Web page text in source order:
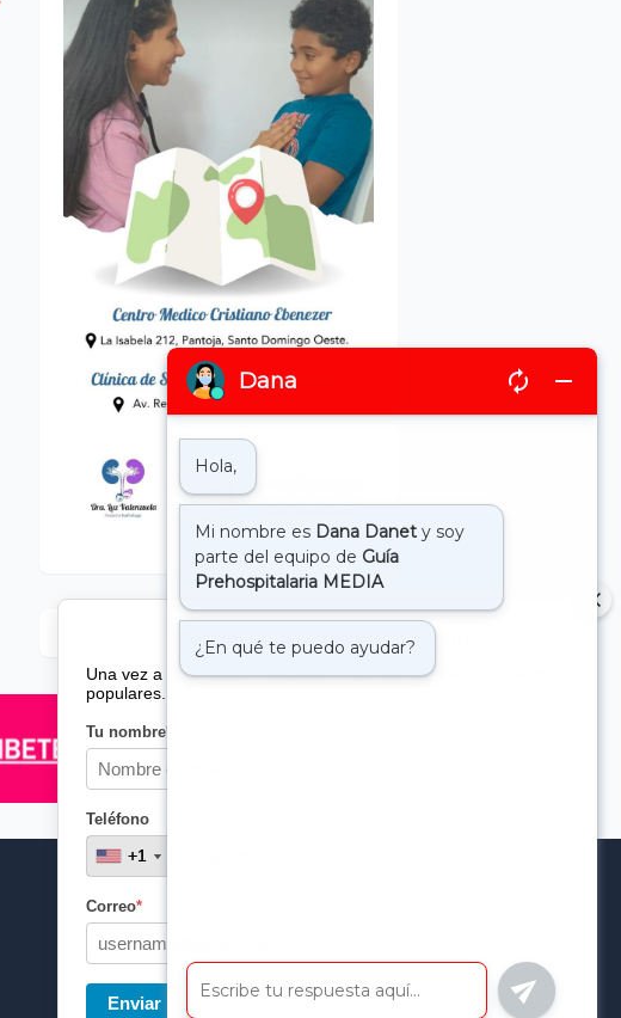
Suscribete a nuestro boletin
Una vez a la semana enviamos un correo con los artículos más
populares.
Tu nombre*
Teléfono
+1
+1
Correo*
Enviar